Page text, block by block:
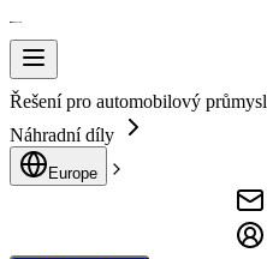
Řešení pro automobilový průmysl
Náhradní díly
Europe